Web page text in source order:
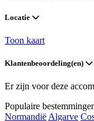
Locatie
Toon kaart
Klantenbeoordeling(en)
Er zijn voor deze
Populaire
Normandië Algarve